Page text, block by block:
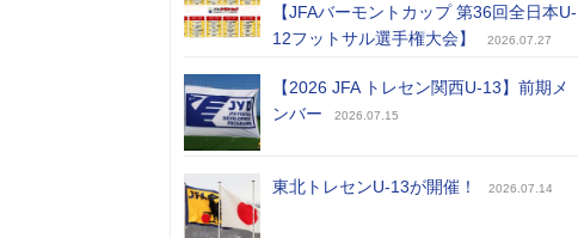
【JFAバーモントカップ 第36回全日本U-
12フットサル選手権大会】
2026.07.27
【2026 JFA トレセン関西U-13】前期メ
ンバー
2026.07.15
東北トレセンU-13が開催！ 2026.07.14